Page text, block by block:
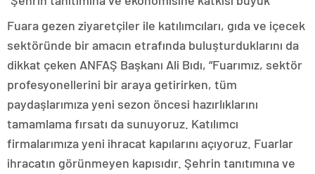
Fuara gezen ziyaretçiler ile katılımcıları, gıda ve içecek
sektöründe bir amacın etrafında buluşturduklarını da
dikkat çeken ANFAŞ Başkanı Ali Bıdı, “Fuarımız, sektör
profesyonellerini bir araya getirirken, tüm
paydaşlarımıza yeni sezon öncesi hazırlıklarını
tamamlama fırsatı da sunuyoruz. Katılımcı
firmalarımıza yeni ihracat kapılarını açıyoruz. Fuarlar
ihracatın görünmeyen kapısıdır. Şehrin tanıtımına ve